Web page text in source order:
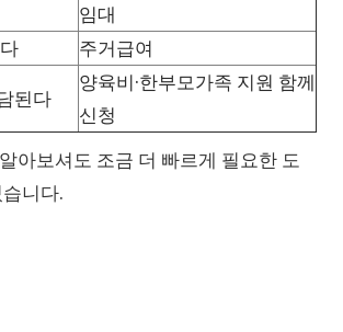
임대
주거급여
된다
양육비·한부모가족 지원 함께
신청
아보셔도 조금 더 빠르게 필요한 도
니다.